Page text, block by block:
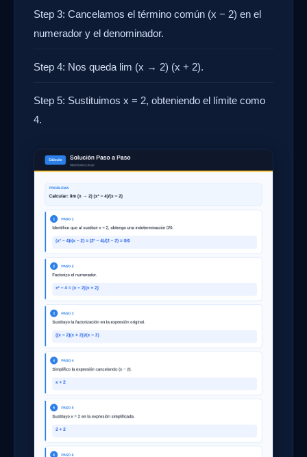
Step 3: Cancelamos el término común (x − 2) en el
numerador y el denominador.
Step 4: Nos queda lim (x → 2) (x + 2).
Step 5: Sustituimos x = 2, obteniendo el límite como
4.